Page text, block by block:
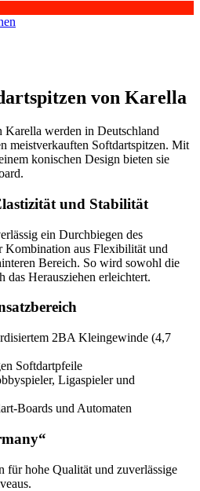
von Karella
werden in Deutschland
meistverkauften Softdartspitzen. Mit
konischen Design bieten sie
und Stabilität
ein Durchbiegen des
Kombination aus Flexibilität und
Bereich. So wird sowohl die
das Herausziehen erleichtert.
2BA Kleingewinde (4,7
Softdartpfeile
Ligaspieler und
Boards und Automaten
für hohe Qualität und zuverlässige